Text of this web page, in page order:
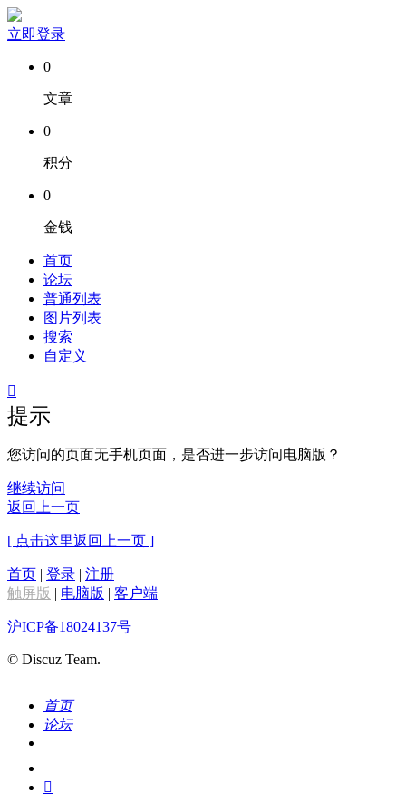
立即登录
0
文章
0
积分
0
金钱
首页
论坛
普通列表
图片列表
搜索
自定义

提示
您访问的页面无手机页面，是否进一步访问电脑版？
继续访问
返回上一页
[ 点击这里返回上一页 ]
首页 | 登录 | 注册
触屏版 | 电脑版 | 客户端
沪ICP备18024137号
© Discuz Team.
首页
论坛
我的
